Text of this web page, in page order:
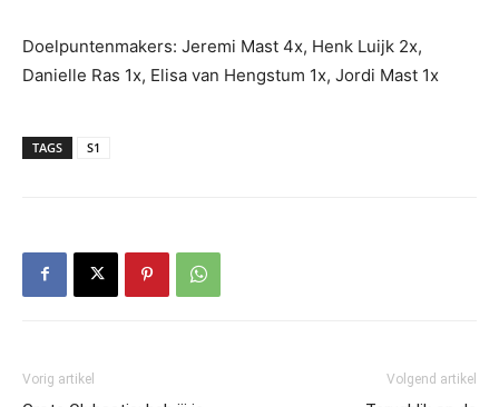
Doelpuntenmakers: Jeremi Mast 4x, Henk Luijk 2x,
Danielle Ras 1x, Elisa van Hengstum 1x, Jordi Mast 1x
TAGS S1
Vorig artikel Volgend artikel